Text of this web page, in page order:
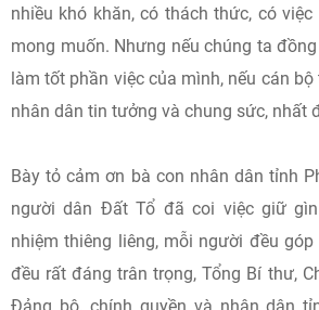
nhiều khó khăn, có thách thức, có
mong muốn. Nhưng nếu chúng ta
làm tốt phần việc của mình, nếu cán
nhân dân tin tưởng và chung sức, nhất
Bày tỏ cảm ơn bà con nhân dân tỉnh
người dân Đất Tổ đã coi việc giữ
nhiệm thiêng liêng, mỗi người đều
đều rất đáng trân trọng, Tổng Bí thư,